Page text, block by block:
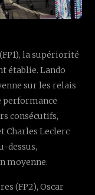
la supériorité
établie. Lando
sur les relais
performance
consécutifs,
Charles Leclerc
dessus,
moyenne.
(FP2), Oscar